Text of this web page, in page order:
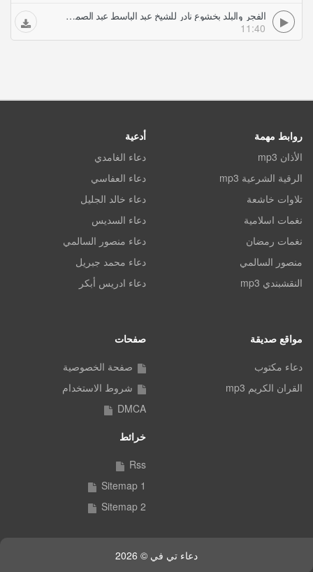
الفجر والبلد بخشوع نادر للشيخ عبد الباسط عبد الصمد تلاوات خاشعة
11:40
روابط مهمة
الأذان mp3
الرقية الشرعية mp3
تلاوات خاشعة
نغمات اسلامية
نغمات رمضان
منصور السالمي
النقشبندي mp3
أدعية
دعاء الغامدي
دعاء العفاسي
دعاء خالد الجليل
دعاء السديس
دعاء منصور السالمي
دعاء محمد جبريل
دعاء ادريس أبكر
مواقع صديقة
دعاء مكتوب
القران الكريم mp3
صفحات
صفحة الخصوصية
شروط الاستخدام
DMCA
خرائط
Rss
Sitemap 1
Sitemap 2
دعاء تي في © 2026